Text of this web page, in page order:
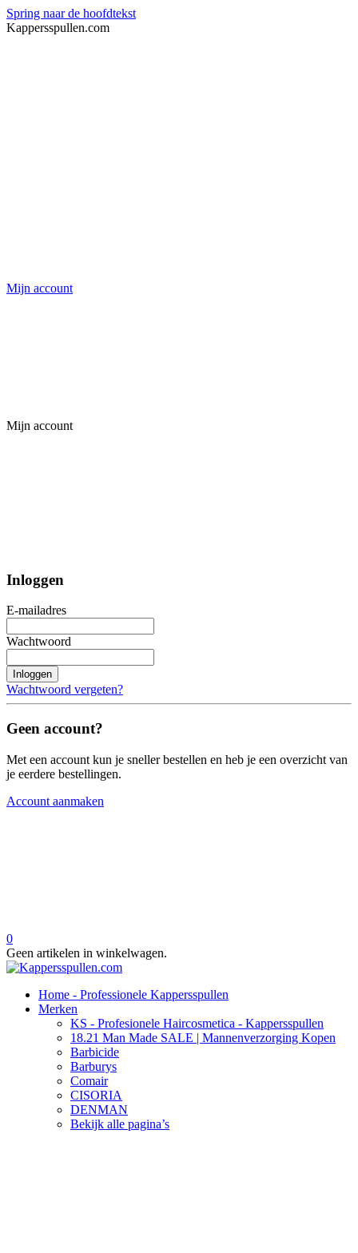
Spring naar de hoofdtekst
Kappersspullen.com
Mijn account
Mijn account
Inloggen
E-mailadres
Wachtwoord
Inloggen
Wachtwoord vergeten?
Geen account?
Met een account kun je sneller bestellen en heb je een overzicht van
je eerdere bestellingen.
Account aanmaken
0
Geen artikelen in winkelwagen.
Home - Professionele Kappersspullen
Merken
KS - Profesionele Haircosmetica - Kappersspullen
18.21 Man Made SALE | Mannenverzorging Kopen
Barbicide
Barburys
Comair
CISORIA
DENMAN
Bekijk alle pagina’s